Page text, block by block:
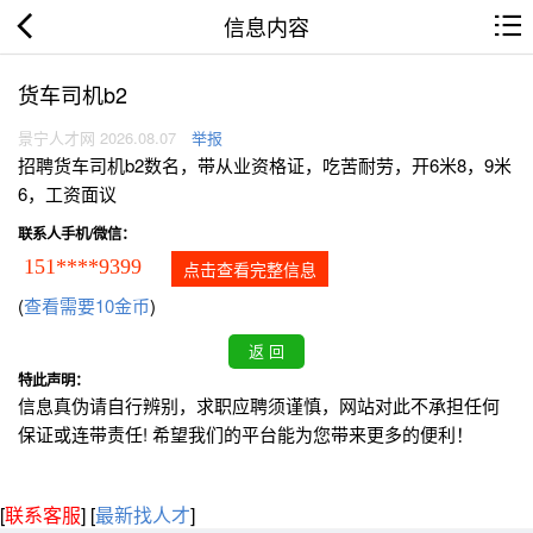
信息内容
货车司机b2
景宁人才网 2026.08.07 举报
招聘货车司机b2数名，带从业资格证，吃苦耐劳，开6米8，9米
6，工资面议
联系人手机/微信：
151****9399 点击查看完整信息
(查看需要10金币)
特此声明：
信息真伪请自行辨别，求职应聘须谨慎，网站对此不承担任何
保证或连带责任! 希望我们的平台能为您带来更多的便利！
[联系客服] [最新找人才]